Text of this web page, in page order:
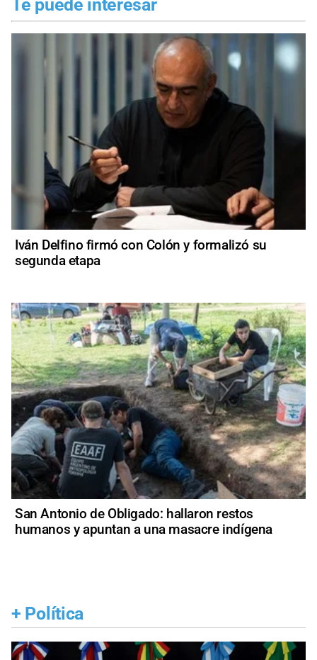
Te puede interesar
Iván Delfino firmó con Colón y formalizó su
segunda etapa
San Antonio de Obligado: hallaron restos
humanos y apuntan a una masacre indígena
+ Política